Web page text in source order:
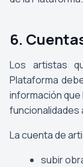
6.
Los artistas
Plataforma
información
funcionalidades
La cuenta de
subir